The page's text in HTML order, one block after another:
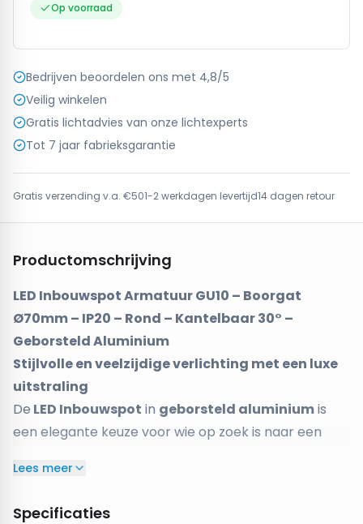
Op voorraad
Bedrijven beoordelen ons met 4,8/5
Veilig winkelen
Gratis lichtadvies van onze lichtexperts
Tot 7 jaar fabrieksgarantie
Gratis verzending v.a. €501-2 werkdagen levertijd14 dagen retour
Productomschrijving
LED Inbouwspot Armatuur GU10 – Boorgat
Ø70mm – IP20 – Rond – Kantelbaar 30° –
Geborsteld Aluminium
Stijlvolle en veelzijdige verlichting met een luxe
uitstraling
De LED Inbouwspot in geborsteld aluminiumis
een elegante keuze voor wie op zoek is naar een
boorgat van Ø70mm
Lees meer
Specificaties